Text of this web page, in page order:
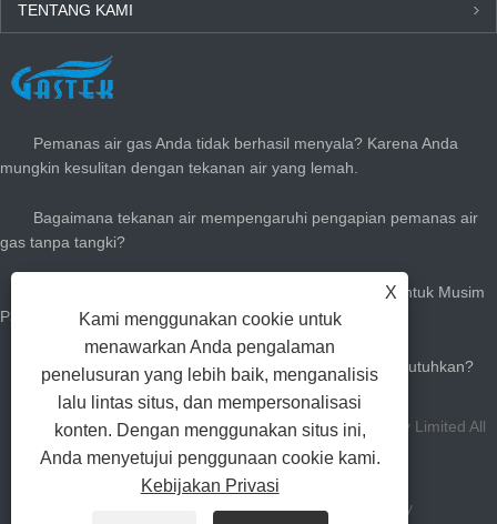
TENTANG KAMI
BERITA TERBARU
Pemanas air gas Anda tidak berhasil menyala? Karena Anda
mungkin kesulitan dengan tekanan air yang lemah.
Bagaimana tekanan air mempengaruhi pengapian pemanas air
gas tanpa tangki?
Cara Menyesuaikan Pemanas Air Gas Instan Anda Untuk Musim
Panas: Kurangi Tagihan Gas & Tetaplah dengan Dingin
Seberapa besar pemanas air panas gas yang Anda butuhkan?
Hak Cipta Zhongshan Gastek Home Appliance Company Limited All
Rights Reserved.
RSS XML Privacy Policy
X
Kami menggunakan cookie untuk
menawarkan Anda pengalaman
penelusuran yang lebih baik, menganalisis
lalu lintas situs, dan mempersonalisasi
konten. Dengan menggunakan situs ini,
Anda menyetujui penggunaan cookie kami.
Kebijakan Privasi